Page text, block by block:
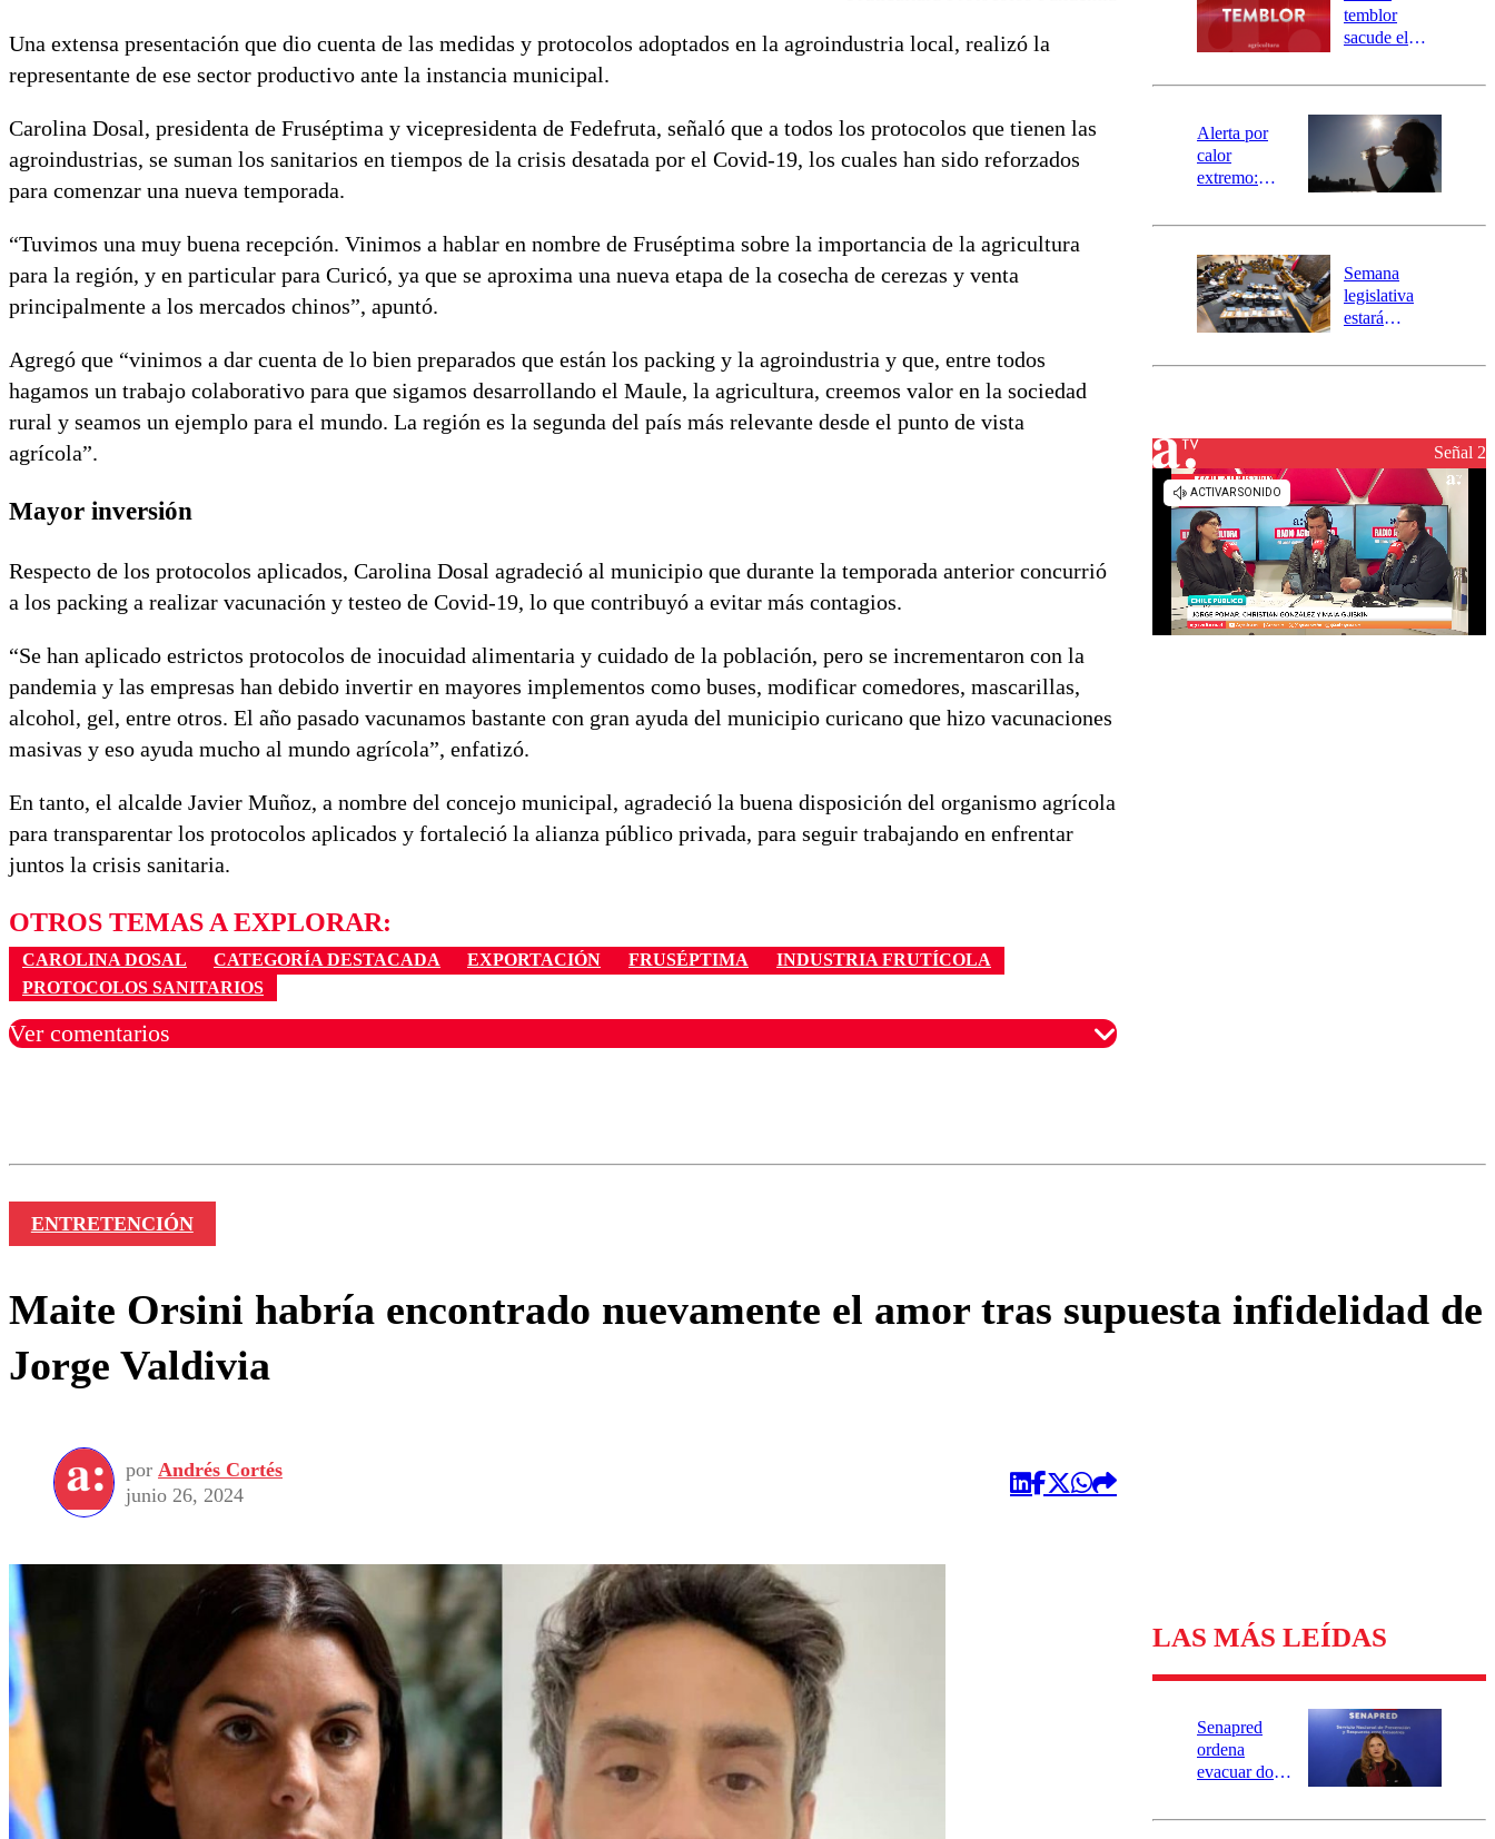
Una extensa presentación que dio cuenta de las medidas y protocolos adoptados en la agroindustria local, realizó la
representante de ese sector productivo ante la instancia municipal.
Carolina Dosal, presidenta de Fruséptima y vicepresidenta de Fedefruta, señaló que a todos los protocolos que tienen las
agroindustrias, se suman los sanitarios en tiempos de la crisis desatada por el Covid-19, los cuales han sido reforzados
para comenzar una nueva temporada.
“Tuvimos una muy buena recepción. Vinimos a hablar en nombre de Fruséptima sobre la importancia de la agricultura
para la región, y en particular para Curicó, ya que se aproxima una nueva etapa de la cosecha de cerezas y venta
principalmente a los mercados chinos”, apuntó.
Agregó que “vinimos a dar cuenta de lo bien preparados que están los packing y la agroindustria y que, entre todos
hagamos un trabajo colaborativo para que sigamos desarrollando el Maule, la agricultura, creemos valor en la sociedad
rural y seamos un ejemplo para el mundo. La región es la segunda del país más relevante desde el punto de vista
agrícola”.
Mayor inversión
Respecto de los protocolos aplicados, Carolina Dosal agradeció al municipio que durante la temporada anterior concurrió
a los packing a realizar vacunación y testeo de Covid-19, lo que contribuyó a evitar más contagios.
“Se han aplicado estrictos protocolos de inocuidad alimentaria y cuidado de la población, pero se incrementaron con la
pandemia y las empresas han debido invertir en mayores implementos como buses, modificar comedores, mascarillas,
alcohol, gel, entre otros. El año pasado vacunamos bastante con gran ayuda del municipio curicano que hizo vacunaciones
masivas y eso ayuda mucho al mundo agrícola”, enfatizó.
En tanto, el alcalde Javier Muñoz, a nombre del concejo municipal, agradeció la buena disposición del organismo agrícola
para transparentar los protocolos aplicados y fortaleció la alianza público privada, para seguir trabajando en enfrentar
juntos la crisis sanitaria.
OTROS TEMAS A EXPLORAR:
CAROLINA DOSAL CATEGORÍA DESTACADA EXPORTACIÓN FRUSÉPTIMA
INDUSTRIA FRUTÍCOLA
PROTOCOLOS SANITARIOS
Ver comentarios
activa
mensajería
SAE
temblor
sacude el
revisa la
epicentro
Alerta por
calor
extremo:
activa Alerta
Preventiva en
tres comunas
Semana
legislativa
estará
el fin de la
reconstrucciónSeñal 2
ENTRETENCIÓN
Maite Orsini habría encontrado nuevamente el amor tras supuesta infidelidad de
Jorge Valdivia
por Andrés Cortés
junio 26, 2024
LAS MÁS LEÍDAS
Senapred
ordena
evacuar dos
Carahue por